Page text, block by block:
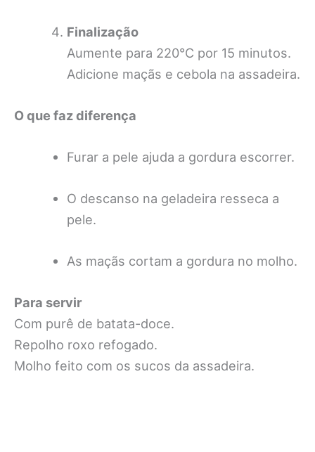
Finalização
Aumente para 220°C por 15 minutos.
Adicione maçãs e cebola na assadeira.
O que faz diferença
Furar a pele ajuda a gordura escorrer.
O descanso na geladeira resseca a
pele.
As maçãs cortam a gordura no molho.
Para servir
Com purê de batata-doce.
Repolho roxo refogado.
Molho feito com os sucos da assadeira.